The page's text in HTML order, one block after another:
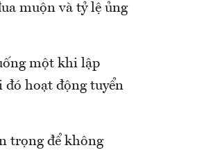
muộn và tỷ lệ ủng
một khi lập
hoạt động tuyển
trọng để không